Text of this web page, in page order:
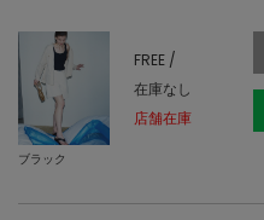
ブラック
FREE /
在庫なし
店舗在庫